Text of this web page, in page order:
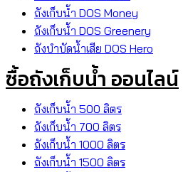
ถังเก็บน้ำ DOS Money
ถังเก็บน้ำ DOS Greenery
ถังบำบัดน้ำเสีย DOS Hero
ซื้อถังเก็บน้ำ ออนไลน์
ถังเก็บน้ำ 500 ลิตร
ถังเก็บน้ำ 700 ลิตร
ถังเก็บน้ำ 1000 ลิตร
ถังเก็บน้ำ 1500 ลิตร